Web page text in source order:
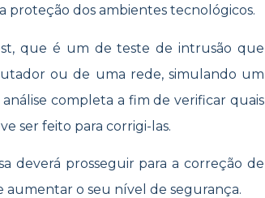
proteção dos ambientes tecnológicos.
que é um de teste de intrusão que
ou de uma rede, simulando um
completa a fim de verificar quais
ser feito para corrigi-las.
deverá prosseguir para a correção de
aumentar o seu nível de segurança.